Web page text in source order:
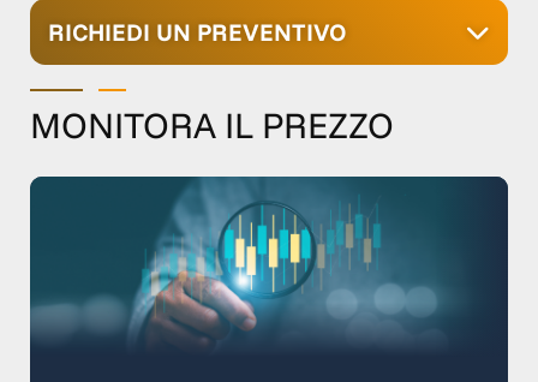
RICHIEDI UN PREVENTIVO
MONITORA IL PREZZO